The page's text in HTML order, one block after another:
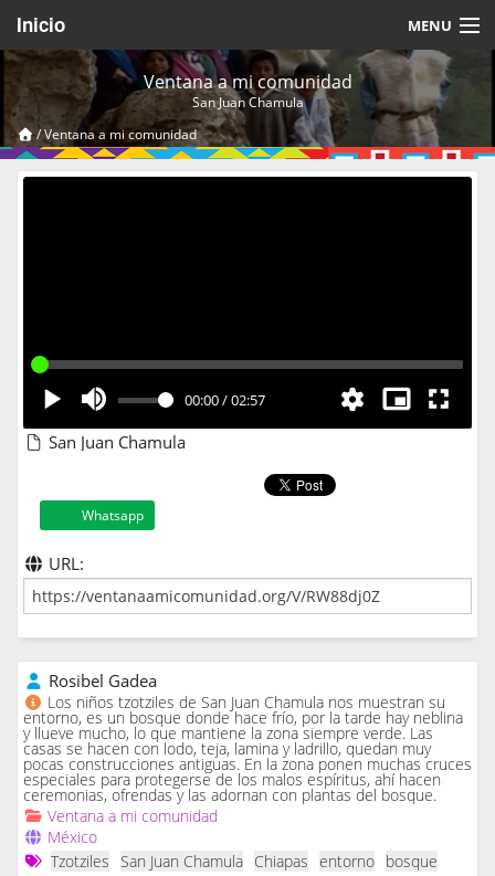
Inicio MENU
Acerca de
Videos Temáticos
Cerrar Sesión
Ventana a mi comunidad
San Juan Chamula
/Ventana a mi comunidad
00:00/02:57
San Juan Chamula
Whatsapp
URL:
Rosibel Gadea
Los niños tzotziles de San Juan Chamula nos muestran su
entorno, es un bosque donde hace frío, por la tarde hay neblina
y llueve mucho, lo que mantiene la zona siempre verde. Las
casas se hacen con lodo, teja, lamina y ladrillo, quedan muy
pocas construcciones antiguas. En la zona ponen muchas cruces
especiales para protegerse de los malos espíritus, ahí hacen
ceremonias, ofrendas y las adornan con plantas del bosque.
Ventana a mi comunidad
México
Tzotziles
San Juan Chamula Chiapas entorno bosque